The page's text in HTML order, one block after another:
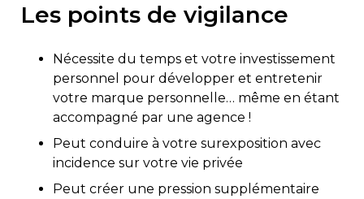
Les points de vigilance
Nécessite du temps et votre investissement
personnel pour développer et entretenir
votre marque personnelle… même en étant
accompagné par une agence !
Peut conduire à votre surexposition avec
incidence sur votre vie privée
Peut créer une pression supplémentaire